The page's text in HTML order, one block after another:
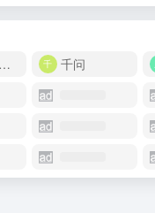
深圳自动化商城
千问